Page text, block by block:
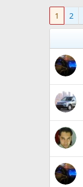
1 2